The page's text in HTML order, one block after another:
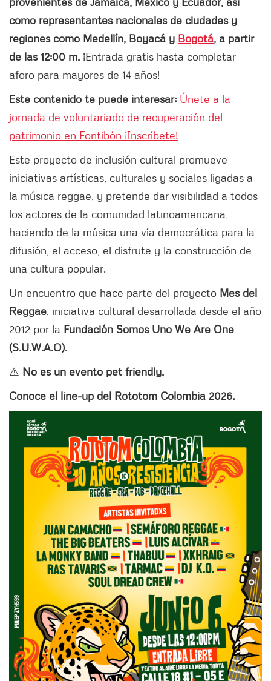
como representantes nacionales de ciudades y
regiones como Medellín, Boyacá y Bogotá, a partir
de las 12:00 m. ¡Entrada gratis hasta completar
aforo para mayores de 14 años!
Este contenido te puede interesar: Únete a la
jornada de voluntariado de recuperación del
patrimonio en Fontibón ¡Inscríbete!
Este proyecto de inclusión cultural promueve
iniciativas artísticas, culturales y sociales ligadas a
la música reggae, y pretende dar visibilidad a todos
los actores de la comunidad latinoamericana,
haciendo de la música una vía democrática para la
difusión, el acceso, el disfrute y la construcción de
una cultura popular.
Un encuentro que hace parte del proyecto Mes del
Reggae , iniciativa cultural desarrollada desde el año
2012 por la Fundación Somos Uno We Are One
(S.U.W.A.O).
⚠️ No es un evento pet friendly.
Conoce el line-up del Rototom Colombia 2026.